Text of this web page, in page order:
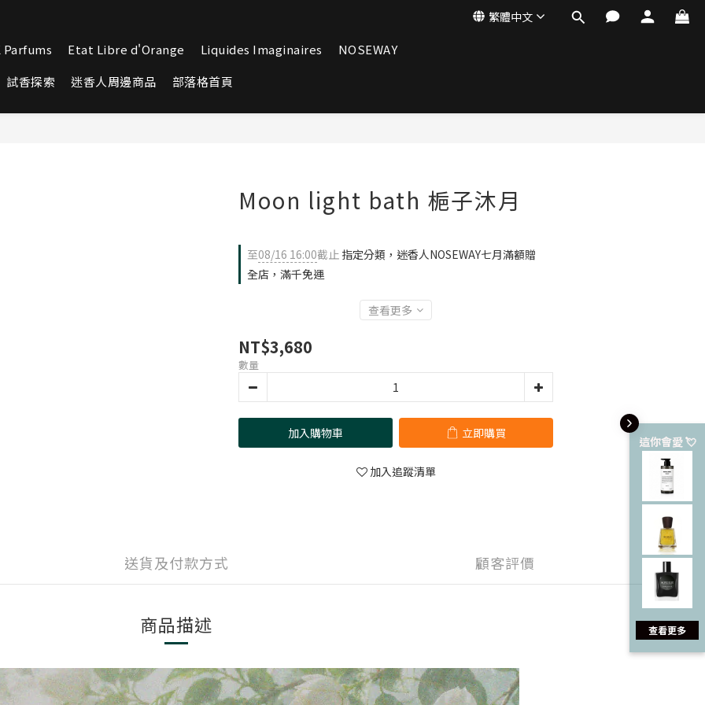
這你會愛 💘
查看更多
繁體中文
Parfums Etat Libre d'Orange Liquides Imaginaires
NOSEWAY
試香探索
迷香人周邊商品 部落格首頁
Moon light bath 梔子沐月
至08/16 16:00截止 指定分類，迷香人NOSEWAY七月滿額贈
全店，滿千免運
查看更多
NT$3,680
數量
加入購物車 立即購買
加入追蹤清單
送貨及付款方式 顧客評價
商品描述